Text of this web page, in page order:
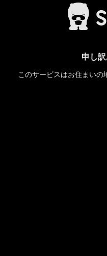
申し
このサービスはお住まいの